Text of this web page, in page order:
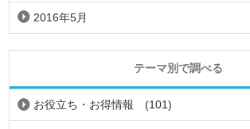
2016年5月
テーマ別で調べる
お役立ち・お得情報 (101)